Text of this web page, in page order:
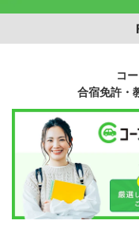
コ
合宿免許・